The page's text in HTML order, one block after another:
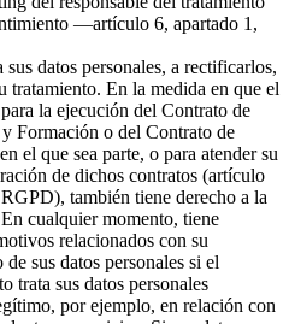
—artículo 6, apartado 1,
sus datos personales, a rectificarlos,
tratamiento. En la medida en que el
la ejecución del Contrato de
Formación o del Contrato de
el que sea parte, o para atender su
de dichos contratos (artículo
también tiene derecho a la
cualquier momento, tiene
relacionados con su
sus datos personales si el
trata sus datos personales
por ejemplo, en relación con